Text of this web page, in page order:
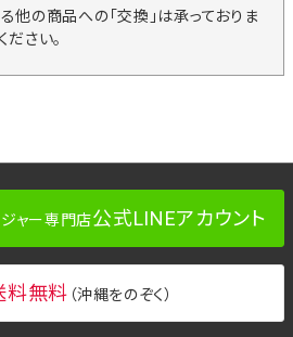
他の商品への「交換」は承っておりま
ださい。
ャー専門店公式LINEアカウント
料無料 （沖縄をのぞく）